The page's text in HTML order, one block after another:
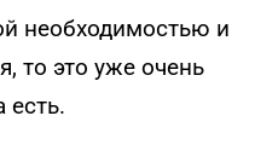
необходимостью и
то это уже очень
есть.